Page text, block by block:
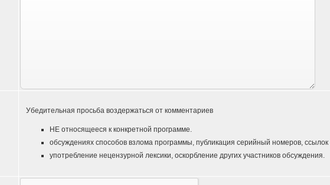
Убедительная просьба воздержаться от комментариев
НЕ относящееся к конкретной программе.
обсуждениях способов взлома программы, публикация серийный номеров, ссылок
употребление нецензурной лексики, оскорбление других участников обсуждения.